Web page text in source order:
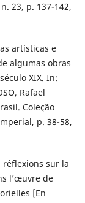
23, p. 137-142,
artísticas e
algumas obras
XIX. In:
Rafael
Coleção
p. 38-58,
réflexions sur la
l’œuvre de
[En